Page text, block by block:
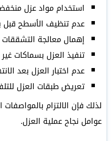
استخدام مواد عزل
عدم تنظيف الأسطح قبل
إهمال معالجة
تنفيذ العزل بسماكات
عدم اختبار العزل بعد
تعريض طبقات العزل
لذلك فإن الالتزام
عوامل نجاح عملية العزل.